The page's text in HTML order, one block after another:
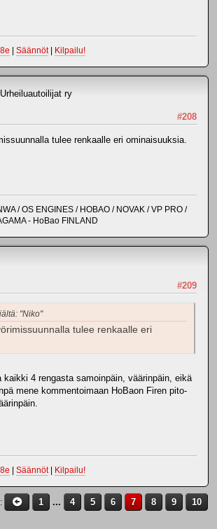
| Säännöt| Kilpailu!
ry
#208
tulee renkaalle eri ominaisuuksia.
/ OS ENGINES / HOBAO / NOVAK / VP PRO /
- HoBao FINLAND
#209
"Niko"
tulee renkaalle eri
kaikki 4 rengasta samoinpäin, väärinpäin, eikä
mene kommentoimaan HoBaon Firen pito-
Säännöt| Kilpailu!
1 ... 4 5 6 7 8 9
10